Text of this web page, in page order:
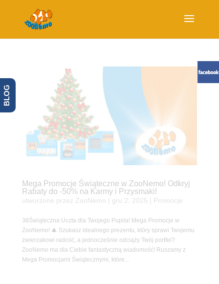
Mega Promocje Świąteczne w ZooNemo! Odkryj
Rabaty do -50% na Karmy i Przysmaki!
utworzone przez ZooNemo gru 2, 2025 Promocje
38Świąteczna Uczta dla Twojego Pupila! Mega Promocje w
ZooNemo! 🎄 Szukasz idealnego prezentu, który sprawi Twojemu
zwierzakowi radość, a jednocześnie odciąży Twój portfel?
ZooNemo ma dla Ciebie fantastyczną wiadomość! Ruszamy z
Mega Promocjami Świątecznymi, które...
BLOG